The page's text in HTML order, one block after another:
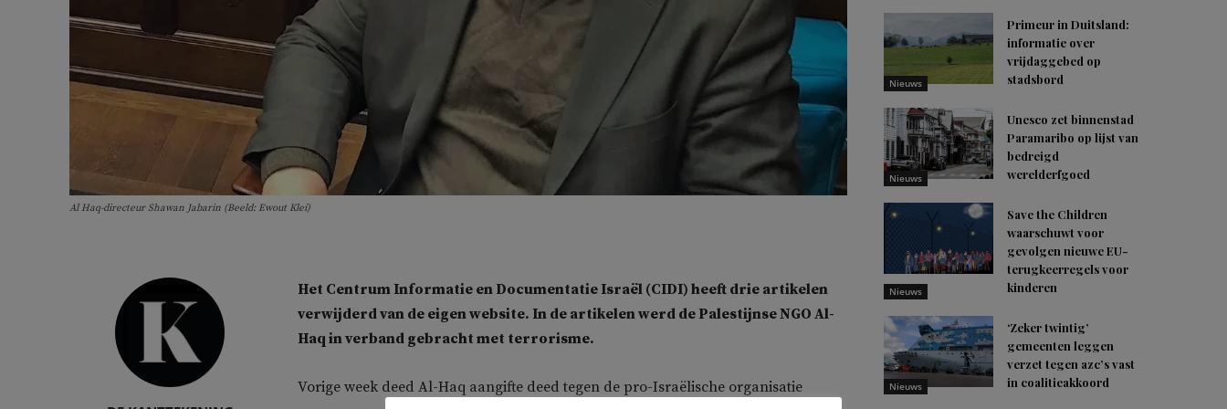
Al Haq-directeur Shawan Jabarin (Beeld: Ewout Klei)
Het Centrum Informatie en Documentatie Israël (CIDI) heeft drie artikelen
verwijderd van de eigen website. In de artikelen werd de Palestijnse NGO Al-
Haq in verband gebracht met terrorisme.
Vorige week deed Al-Haq aangifte deed tegen de pro-Israëlische organisatie
Nieuws
Primeur in Duitsland:
informatie over
vrijdaggebed op
stadsbord
Nieuws
Unesco zet binnenstad
Paramaribo op lijst van
bedreigd
werelderfgoed
Nieuws
Save the Children
waarschuwt voor
gevolgen nieuwe EU-
terugkeerregels voor
kinderen
Nieuws
‘Zeker twintig’
gemeenten leggen
verzet tegen azc’s vast
in coalitieakkoord